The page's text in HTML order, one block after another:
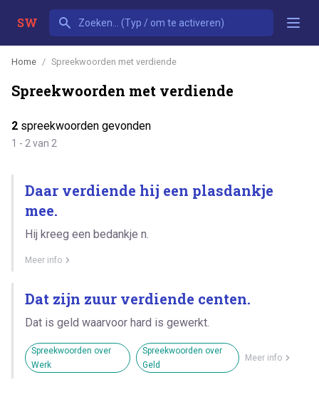
SW
Home Spreekwoorden met verdiende
Spreekwoorden met verdiende
2 spreekwoorden gevonden
1 - 2 van 2
Daar verdiende hij een plasdankje
mee.
Hij kreeg een bedankje n.
Meer info
Dat zijn zuur verdiende centen.
Dat is geld waarvoor hard is gewerkt.
Spreekwoorden over
Werk
Spreekwoorden over
Geld
Meer info